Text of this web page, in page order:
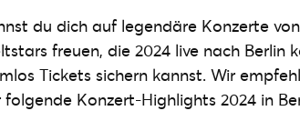
du dich auf legendäre Konzerte
freuen, die 2024 live nach Berlin
Tickets sichern kannst. Wir
Konzert-Highlights 2024 in